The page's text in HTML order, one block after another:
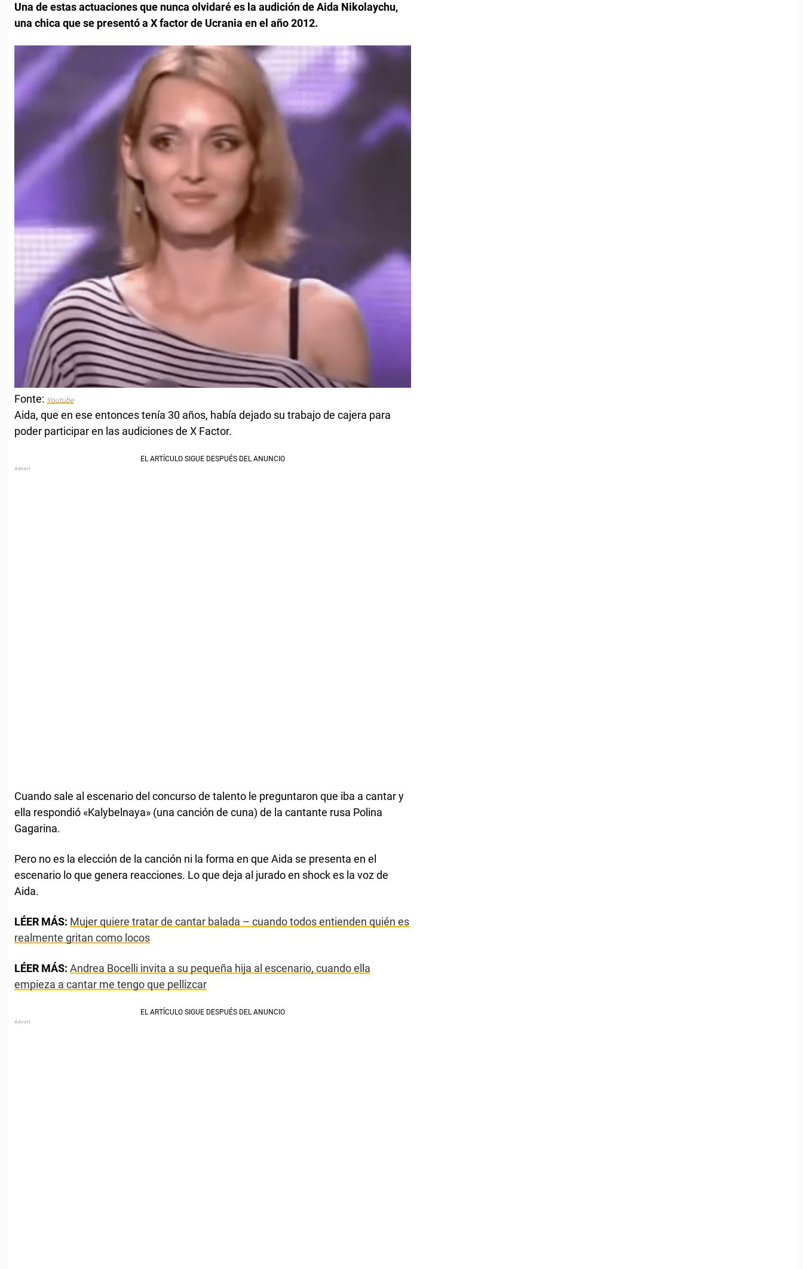
Una de estas actuaciones que nunca olvidaré es la audición de Aida Nikolaychu,
una chica que se presentó a X factor de Ucrania en el año 2012.
Fonte: Youtube
Aida, que en ese entonces tenía 30 años, había dejado su trabajo de cajera para
poder participar en las audiciones de X Factor.
Cuando sale al escenario del concurso de talento le preguntaron que iba a cantar y
ella respondió «Kalybelnaya» (una canción de cuna) de la cantante rusa Polina
Gagarina.
Pero no es la elección de la canción ni la forma en que Aida se presenta en el
escenario lo que genera reacciones. Lo que deja al jurado en shock es la voz de
Aida.
LÉER MÁS: Mujer quiere tratar de cantar balada – cuando todos entienden quién es
realmente gritan como locos
LÉER MÁS: Andrea Bocelli invita a su pequeña hija al escenario, cuando ella
empieza a cantar me tengo que pellizcar